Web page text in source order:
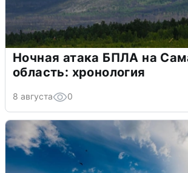
Ночная атака БПЛА на
область: хронология
8 августа 0